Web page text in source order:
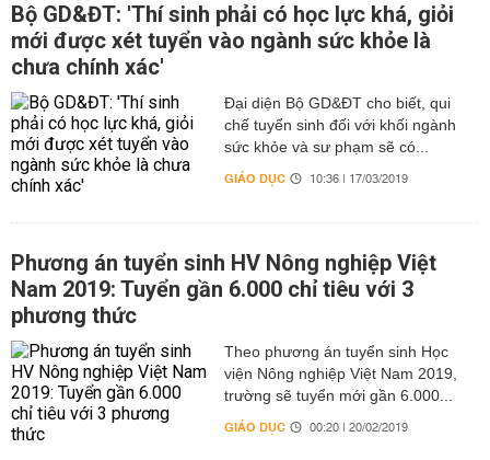
Bộ GD&ĐT: 'Thí sinh phải có học lực khá, giỏi
mới được xét tuyển vào ngành sức khỏe là
chưa chính xác'
Đại diện Bộ GD&ĐT cho biết, qui
chế tuyển sinh đối với khối ngành
sức khỏe và sư phạm sẽ có...
GIÁO DỤC 10:36 | 17/03/2019
Phương án tuyển sinh HV Nông nghiệp Việt
Nam 2019: Tuyển gần 6.000 chỉ tiêu với 3
phương thức
Theo phương án tuyển sinh Học
viện Nông nghiệp Việt Nam 2019,
trường sẽ tuyển mới gần 6.000...
GIÁO DỤC 00:20 | 20/02/2019